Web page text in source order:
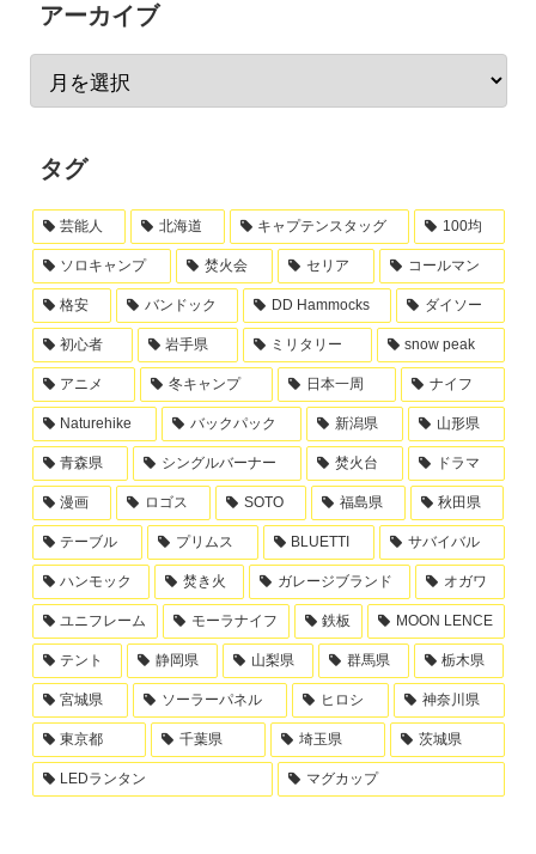
アーカイブ
タグ
芸能人 北海道 キャプテンスタッグ 100均
ソロキャンプ 焚火会 セリア コールマン
格安 バンドック DD Hammocks ダイソー
初心者 岩手県 ミリタリー snow peak
アニメ 冬キャンプ 日本一周 ナイフ
Naturehike バックパック 新潟県 山形県
青森県 シングルバーナー 焚火台 ドラマ
漫画 ロゴス SOTO 福島県 秋田県
テーブル プリムス BLUETTI サバイバル
ハンモック 焚き火 ガレージブランド オガワ
ユニフレーム モーラナイフ 鉄板 MOON LENCE
テント 静岡県 山梨県 群馬県 栃木県
宮城県 ソーラーパネル ヒロシ 神奈川県
東京都 千葉県 埼玉県 茨城県
LEDランタン マグカップ